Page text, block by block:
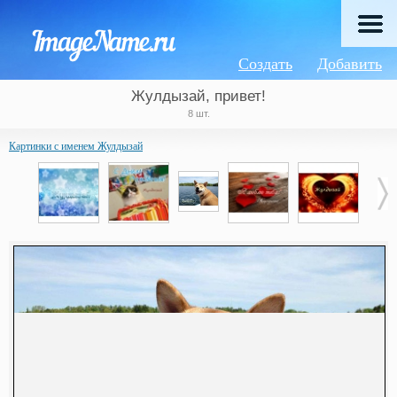
Добавить
Создать
Жулдызай, привет!
8 шт.
Картинки с именем Жулдызай